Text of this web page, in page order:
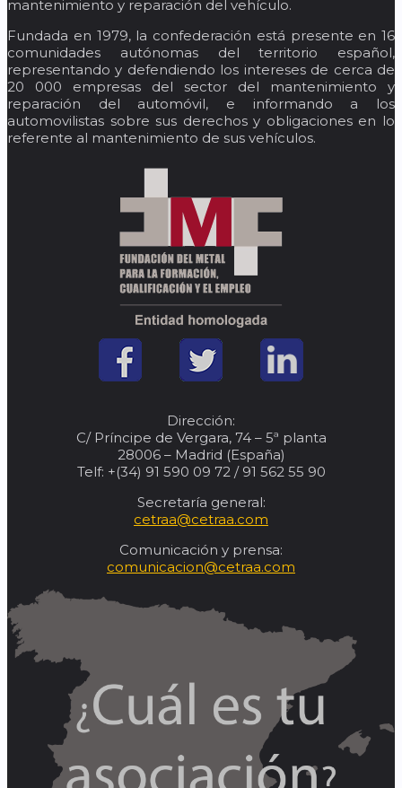
mantenimiento y reparación del vehículo.
Fundada en 1979, la confederación está presente en 16
comunidades autónomas del territorio español,
representando y defendiendo los intereses de cerca de
20 000 empresas del sector del mantenimiento y
reparación del automóvil, e informando a los
automovilistas sobre sus derechos y obligaciones en lo
referente al mantenimiento de sus vehículos.
Dirección:
C/ Príncipe de Vergara, 74 – 5ª planta
28006 – Madrid (España)
Telf: +(34) 91 590 09 72 / 91 562 55 90
Secretaría general:
cetraa@cetraa.com
Comunicación y prensa:
comunicacion@cetraa.com